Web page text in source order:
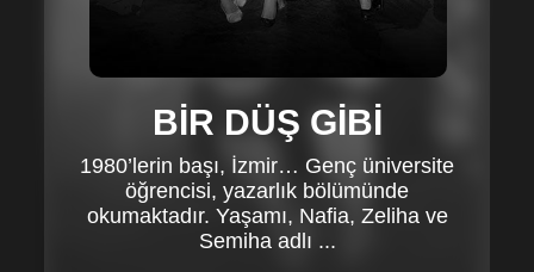
BİR DÜŞ GİBİ
1980’lerin başı, İzmir… Genç üniversite
öğrencisi, yazarlık bölümünde
okumaktadır. Yaşamı, Nafia, Zeliha ve
Semiha adlı ...